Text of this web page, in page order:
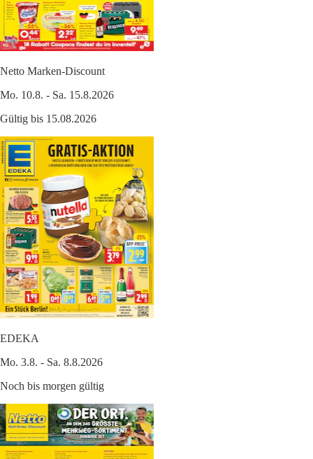
Netto Marken-Discount
Mo. 10.8. - Sa. 15.8.2026
Gültig bis 15.08.2026
EDEKA
Mo. 3.8. - Sa. 8.8.2026
Noch bis morgen gültig